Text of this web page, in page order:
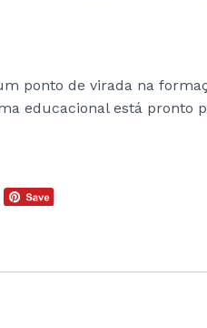
ponto de virada na
educacional está pronto